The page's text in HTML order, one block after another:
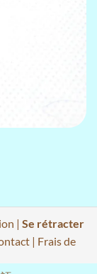
| Se rétracter
| Frais de